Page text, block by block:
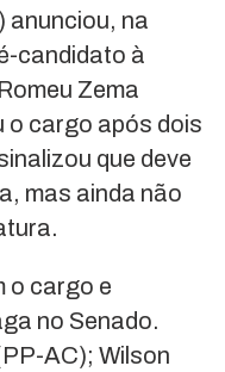
anunciou, na
candidato à
Zema
o cargo após dois
que deve
mas ainda não
o cargo e
no Senado.
AC); Wilson